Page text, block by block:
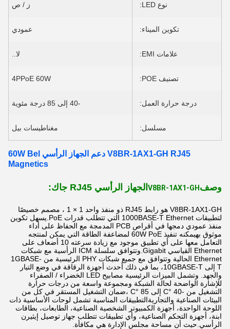
نوع LED: ز / ص
تكوين الميناء: عمودي
علامات EMI: لا..
تصنيف POE: 4PPoE 60W
درجة حرارة العمل: -40 إلى 85 درجة مئوية
مسلسل: مغناطيسات بيل
V8BR-1AX1-GH RJ45 دعم الجهاز الرأسي 60W Bel
Magnetics
وصف V8BR-1AX1-GH الجهاز الرأسي RJ45 جاك:
V8BR-1AX1-GH هو رابط RJ45 ذو منفذ واحد 1 × 1 ، مصمم خصيصًا
لتطبيقات 1000BASE-T Ethernet التي تتطلب قدرات PoE.يسهل تكوين
منفذ عمودي دمجها في أقراص PCB المدمجة مع الحفاظ على أداء
موثوق بهيمكنه تنفيذ 60W PoE لمضاعفة الطاقة التي يمكن لمنتجه
التعامل معها على أي تطبيق موجود مع زيادة سرعته 10 أضعاف على
Ethernet القياسي Gigabit.وتتوافق سلسلة ICM الرأسية مع شبكات
Ethernet الحالية وتتوافق مع جميع شبكات PHY الرئيسية من 1GBASE-
T إلى 10GBASE-T، بما في ذلك أحدث أجهزة الرقاقة في وضع التيار
والجهد. وتشمل الميزات الرئيسية مصابيح LED الخضراء / الصفراء
للإشارة الواضحة لحالة الشبكة ومجموعة واسعة من درجات حرارة
التشغيل من -40 °C إلى 85 °C ،ضمان التشغيل المستقر في كل من
البيئات الصناعية والتجاريةالتطبيقات المناسبة تشمل لوحات الأساسية ذات
اللوحة الواحدة، أجهزة الكمبيوتر الشخصية الصناعية، الطابعات، بطاقات
ابنة، أجهزة التحكم الصناعية، وأي تطبيقات تتطلب جهاز توصيل إيثيرن
الرأسي.حيث أن مساحة مجلس الإدارة هي مكافأة.